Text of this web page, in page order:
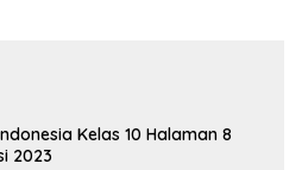
Kelas 10 Halaman 8
2023